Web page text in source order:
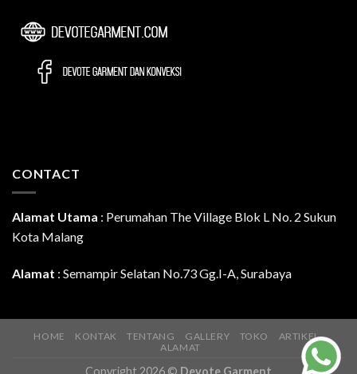
CONTACT
Alamat Utama : Perumahan The Village Blok L No. 2 Sukun
Kota Malang
Alamat : Semampir Selatan No.73 Gg.I-A, Surabaya
HOME KONTAK TENTANG GALLERY TOKO
ARTIKEL
ALAMAT
Copyright 2026 © Devote Garment